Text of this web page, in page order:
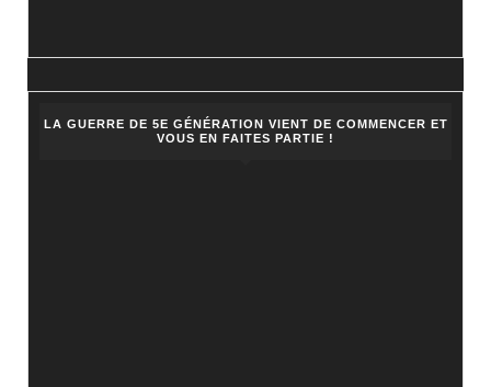
LA GUERRE DE 5E GÉNÉRATION VIENT DE COMMENCER ET
VOUS EN FAITES PARTIE !